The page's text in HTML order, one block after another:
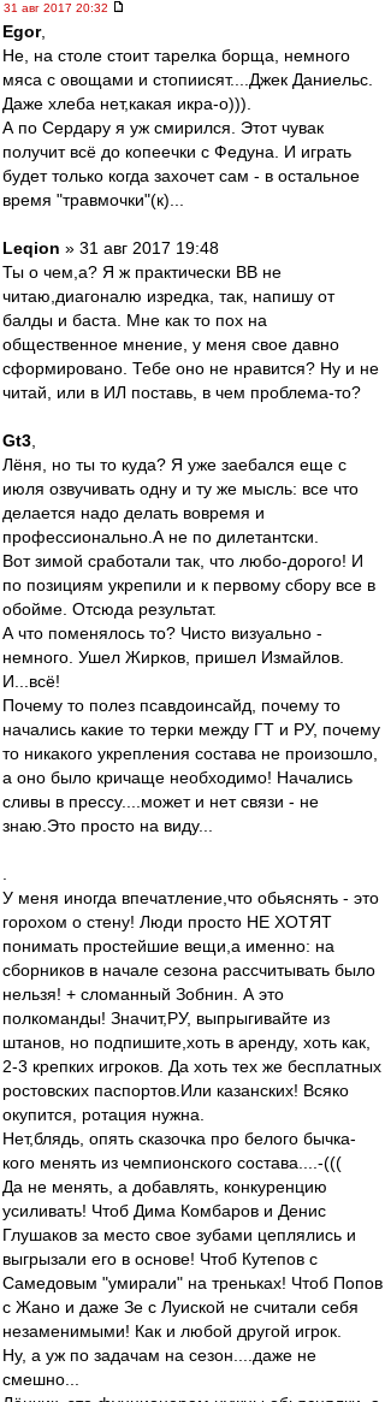
31 авг 2017 20:32
Egor,
Не, на столе стоит тарелка борща, немного
мяса с овощами и стопиисят....Джек Даниельс.
Даже хлеба нет,какая икра-о))).
А по Сердару я уж смирился. Этот чувак
получит всё до копеечки с Федуна. И играть
будет только когда захочет сам - в остальное
время "травмочки"(к)...
Leqion » 31 авг 2017 19:48
Ты о чем,а? Я ж практически ВВ не
читаю,диагоналю изредка, так, напишу от
балды и баста. Мне как то пох на
общественное мнение, у меня свое давно
сформировано. Тебе оно не нравится? Ну и не
читай, или в ИЛ поставь, в чем проблема-то?
Gt3
Лёня, но ты то куда? Я уже заебался еще с
июля озвучивать одну и ту же мысль: все что
делается надо делать вовремя и
профессионально.А не по дилетантски.
Вот зимой сработали так, что любо-дорого! И
по позициям укрепили и к первому сбору все в
обойме. Отсюда результат.
А что поменялось то? Чисто визуально -
немного. Ушел Жирков, пришел Измайлов.
И...всё!
Почему то полез псавдоинсайд, почему то
начались какие то терки между ГТ и РУ, почему
то никакого укрепления состава не произошло,
а оно было кричаще необходимо! Начались
сливы в прессу....может и нет связи - не
знаю.Это просто на виду...
У меня иногда впечатление,что обьяснять - это
горохом о стену! Люди просто НЕ ХОТЯТ
понимать простейшие вещи,а именно: на
сборников в начале сезона рассчитывать было
нельзя! + сломанный Зобнин. А это
полкоманды! Значит,РУ, выпрыгивайте из
штанов, но подпишите,хоть в аренду, хоть как,
2-3 крепких игроков. Да хоть тех же бесплатных
ростовских паспортов.Или казанских! Всяко
окупится, ротация нужна.
Нет,блядь, опять сказочка про белого бычка-
кого менять из чемпионского состава....-(((
Да не менять, а добавлять, конкуренцию
усиливать! Чтоб Дима Комбаров и Денис
Глушаков за место свое зубами цеплялись и
выгрызали его в основе! Чтоб Кутепов с
Самедовым "умирали" на треньках! Чтоб Попов
с Жано и даже Зе с Луиской не считали себя
незаменимыми! Как и любой другой игрок.
Ну, а уж по задачам на сезон....даже не
смешно...